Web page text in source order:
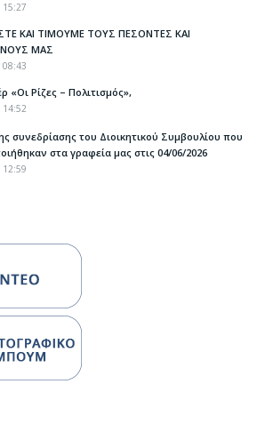
ΚΑΙ ΤΙΜΟΥΜΕ ΤΟΥΣ ΠΕΣΟΝΤΕΣ ΚΑΙ
ΜΑΣ
«Οι Ρίζες – Πολιτισμός»,
συνεδρίασης του Διοικητικού Συμβουλίου που
στα γραφεία μας στις 04/06/2026